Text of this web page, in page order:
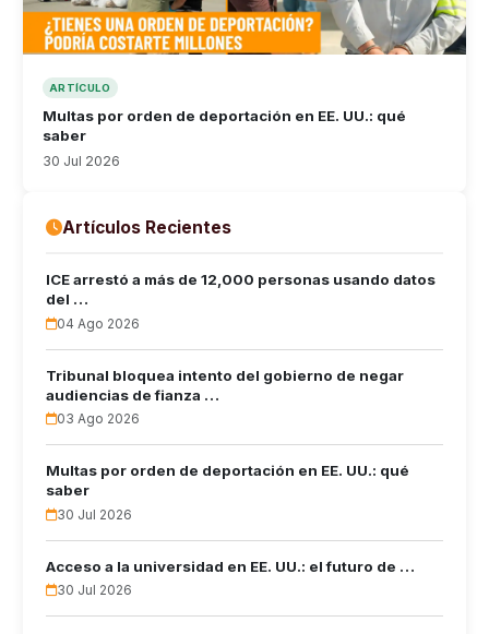
ARTÍCULO
Multas por orden de deportación en EE. UU.: qué
saber
30 Jul 2026
Artículos Recientes
ICE arrestó a más de 12,000 personas usando datos
del …
04 Ago 2026
Tribunal bloquea intento del gobierno de negar
audiencias de fianza …
03 Ago 2026
Multas por orden de deportación en EE. UU.: qué
saber
30 Jul 2026
Acceso a la universidad en EE. UU.: el futuro de …
30 Jul 2026